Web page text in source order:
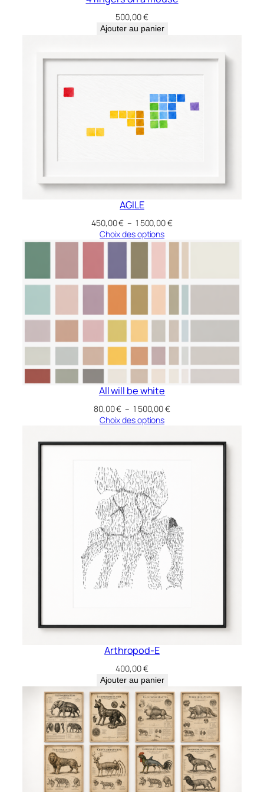
500,00€
Ajouter au panier
AGILE
450,00€ – 1 500,00€Plage
prix :
1
Choix des options
All will be white
80,00€ – 1 500,00€Plage
80,00 €
Choix des options
Arthropod-E
400,00€
Ajouter au panier